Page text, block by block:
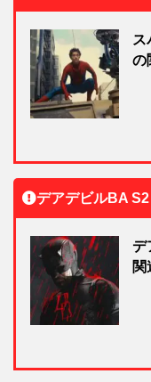
ス
の
デアデビルBA S2
デ
関